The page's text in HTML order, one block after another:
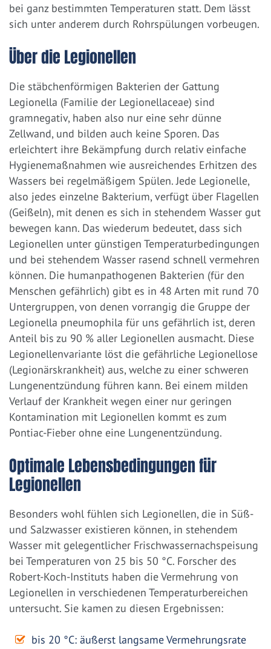
bei ganz bestimmten Temperaturen statt. Dem lässt
sich unter anderem durch Rohrspülungen vorbeugen.
Über die Legionellen
Die stäbchenförmigen Bakterien der Gattung
Legionella (Familie der Legionellaceae) sind
gramnegativ, haben also nur eine sehr dünne
Zellwand, und bilden auch keine Sporen. Das
erleichtert ihre Bekämpfung durch relativ einfache
Hygienemaßnahmen wie ausreichendes Erhitzen des
Wassers bei regelmäßigem Spülen. Jede Legionelle,
also jedes einzelne Bakterium, verfügt über Flagellen
(Geißeln), mit denen es sich in stehendem Wasser gut
bewegen kann. Das wiederum bedeutet, dass sich
Legionellen unter günstigen Temperaturbedingungen
und bei stehendem Wasser rasend schnell vermehren
können. Die humanpathogenen Bakterien (für den
Menschen gefährlich) gibt es in 48 Arten mit rund 70
Untergruppen, von denen vorrangig die Gruppe der
Legionella pneumophila für uns gefährlich ist, deren
Anteil bis zu 90 % aller Legionellen ausmacht. Diese
Legionellenvariante löst die gefährliche Legionellose
(Legionärskrankheit) aus, welche zu einer schweren
Lungenentzündung führen kann. Bei einem milden
Verlauf der Krankheit wegen einer nur geringen
Kontamination mit Legionellen kommt es zum
Pontiac-Fieber ohne eine Lungenentzündung.
Optimale Lebensbedingungen für
Legionellen
Besonders wohl fühlen sich Legionellen, die in Süß-
und Salzwasser existieren können, in stehendem
Wasser mit gelegentlicher Frischwassernachspeisung
bei Temperaturen von 25 bis 50 °C. Forscher des
Robert-Koch-Instituts haben die Vermehrung von
Legionellen in verschiedenen Temperaturbereichen
untersucht. Sie kamen zu diesen Ergebnissen:
bis 20 °C: äußerst langsame Vermehrungsrate